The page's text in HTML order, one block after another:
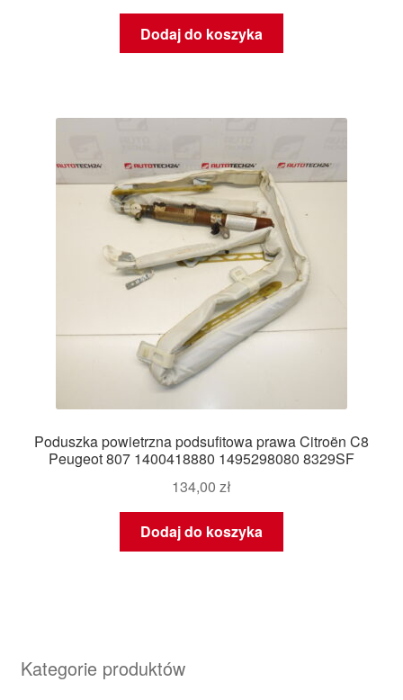
Dodaj do koszyka
Poduszka powietrzna podsufitowa prawa Citroën C8
Peugeot 807 1400418880 1495298080 8329SF
134,00 zł
Dodaj do koszyka
Kategorie produktów